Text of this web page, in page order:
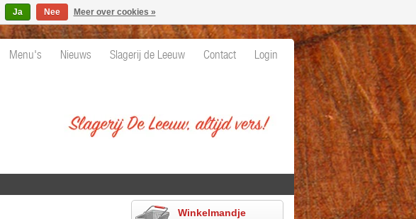
Menu's Nieuws Slagerij de Leeuw Contact Login
Winkelmandje
Ja Nee Meer over cookies »